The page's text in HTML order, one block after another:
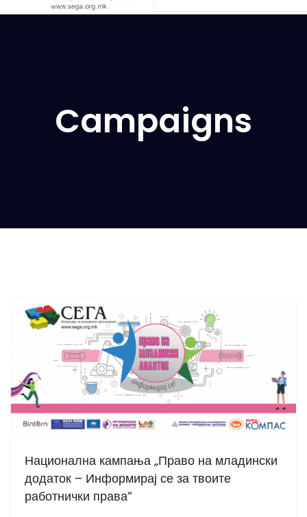
Campaigns
Национална кампања „Право на младински
додаток – Информирај се за твоите
работнички права“